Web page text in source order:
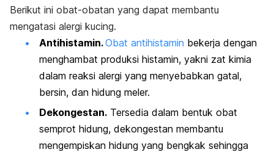
Berikut ini obat-obatan yang dapat membantu
mengatasi alergi kucing.
Antihistamin.Obat antihistamin bekerja dengan
menghambat produksi histamin, yakni zat kimia
dalam reaksi alergi yang menyebabkan gatal,
bersin, dan hidung meler.
Dekongestan. Tersedia dalam bentuk obat
semprot hidung, dekongestan membantu
mengempiskan hidung yang bengkak sehingga